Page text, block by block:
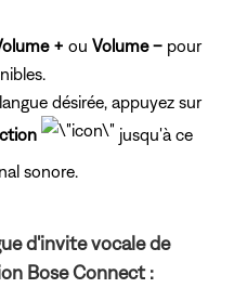
+ ou Volume – pour
désirée, appuyez sur
jusqu'à ce
sonore.
d'invite vocale de
Bose Connect :